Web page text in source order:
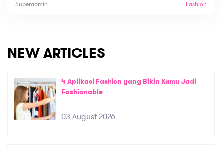
Superadmin Fashion
NEW ARTICLES
4 Aplikasi Fashion yang Bikin Kamu Jadi
Fashionable
03 August 2026